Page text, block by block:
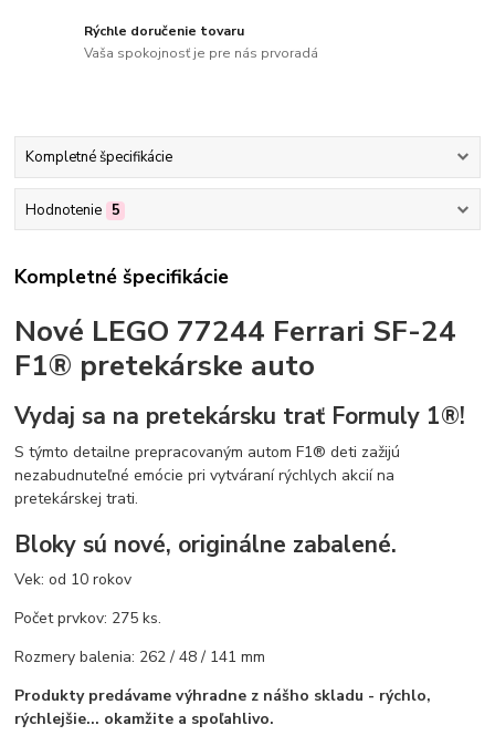
Rýchle doručenie tovaru
Vaša spokojnosť je pre nás prvoradá
Kompletné špecifikácie
Hodnotenie 5
Kompletné špecifikácie
Nové LEGO 77244 Ferrari SF-24
F1® pretekárske auto
Vydaj sa na pretekársku trať Formuly 1®!
S týmto detailne prepracovaným autom F1® deti zažijú
nezabudnuteľné emócie pri vytváraní rýchlych akcií na
pretekárskej trati.
Bloky sú nové, originálne zabalené.
Vek: od 10 rokov
Počet prvkov: 275 ks.
Rozmery balenia: 262 / 48 / 141 mm
Produkty predávame výhradne z nášho skladu - rýchlo,
rýchlejšie... okamžite a spoľahlivo.